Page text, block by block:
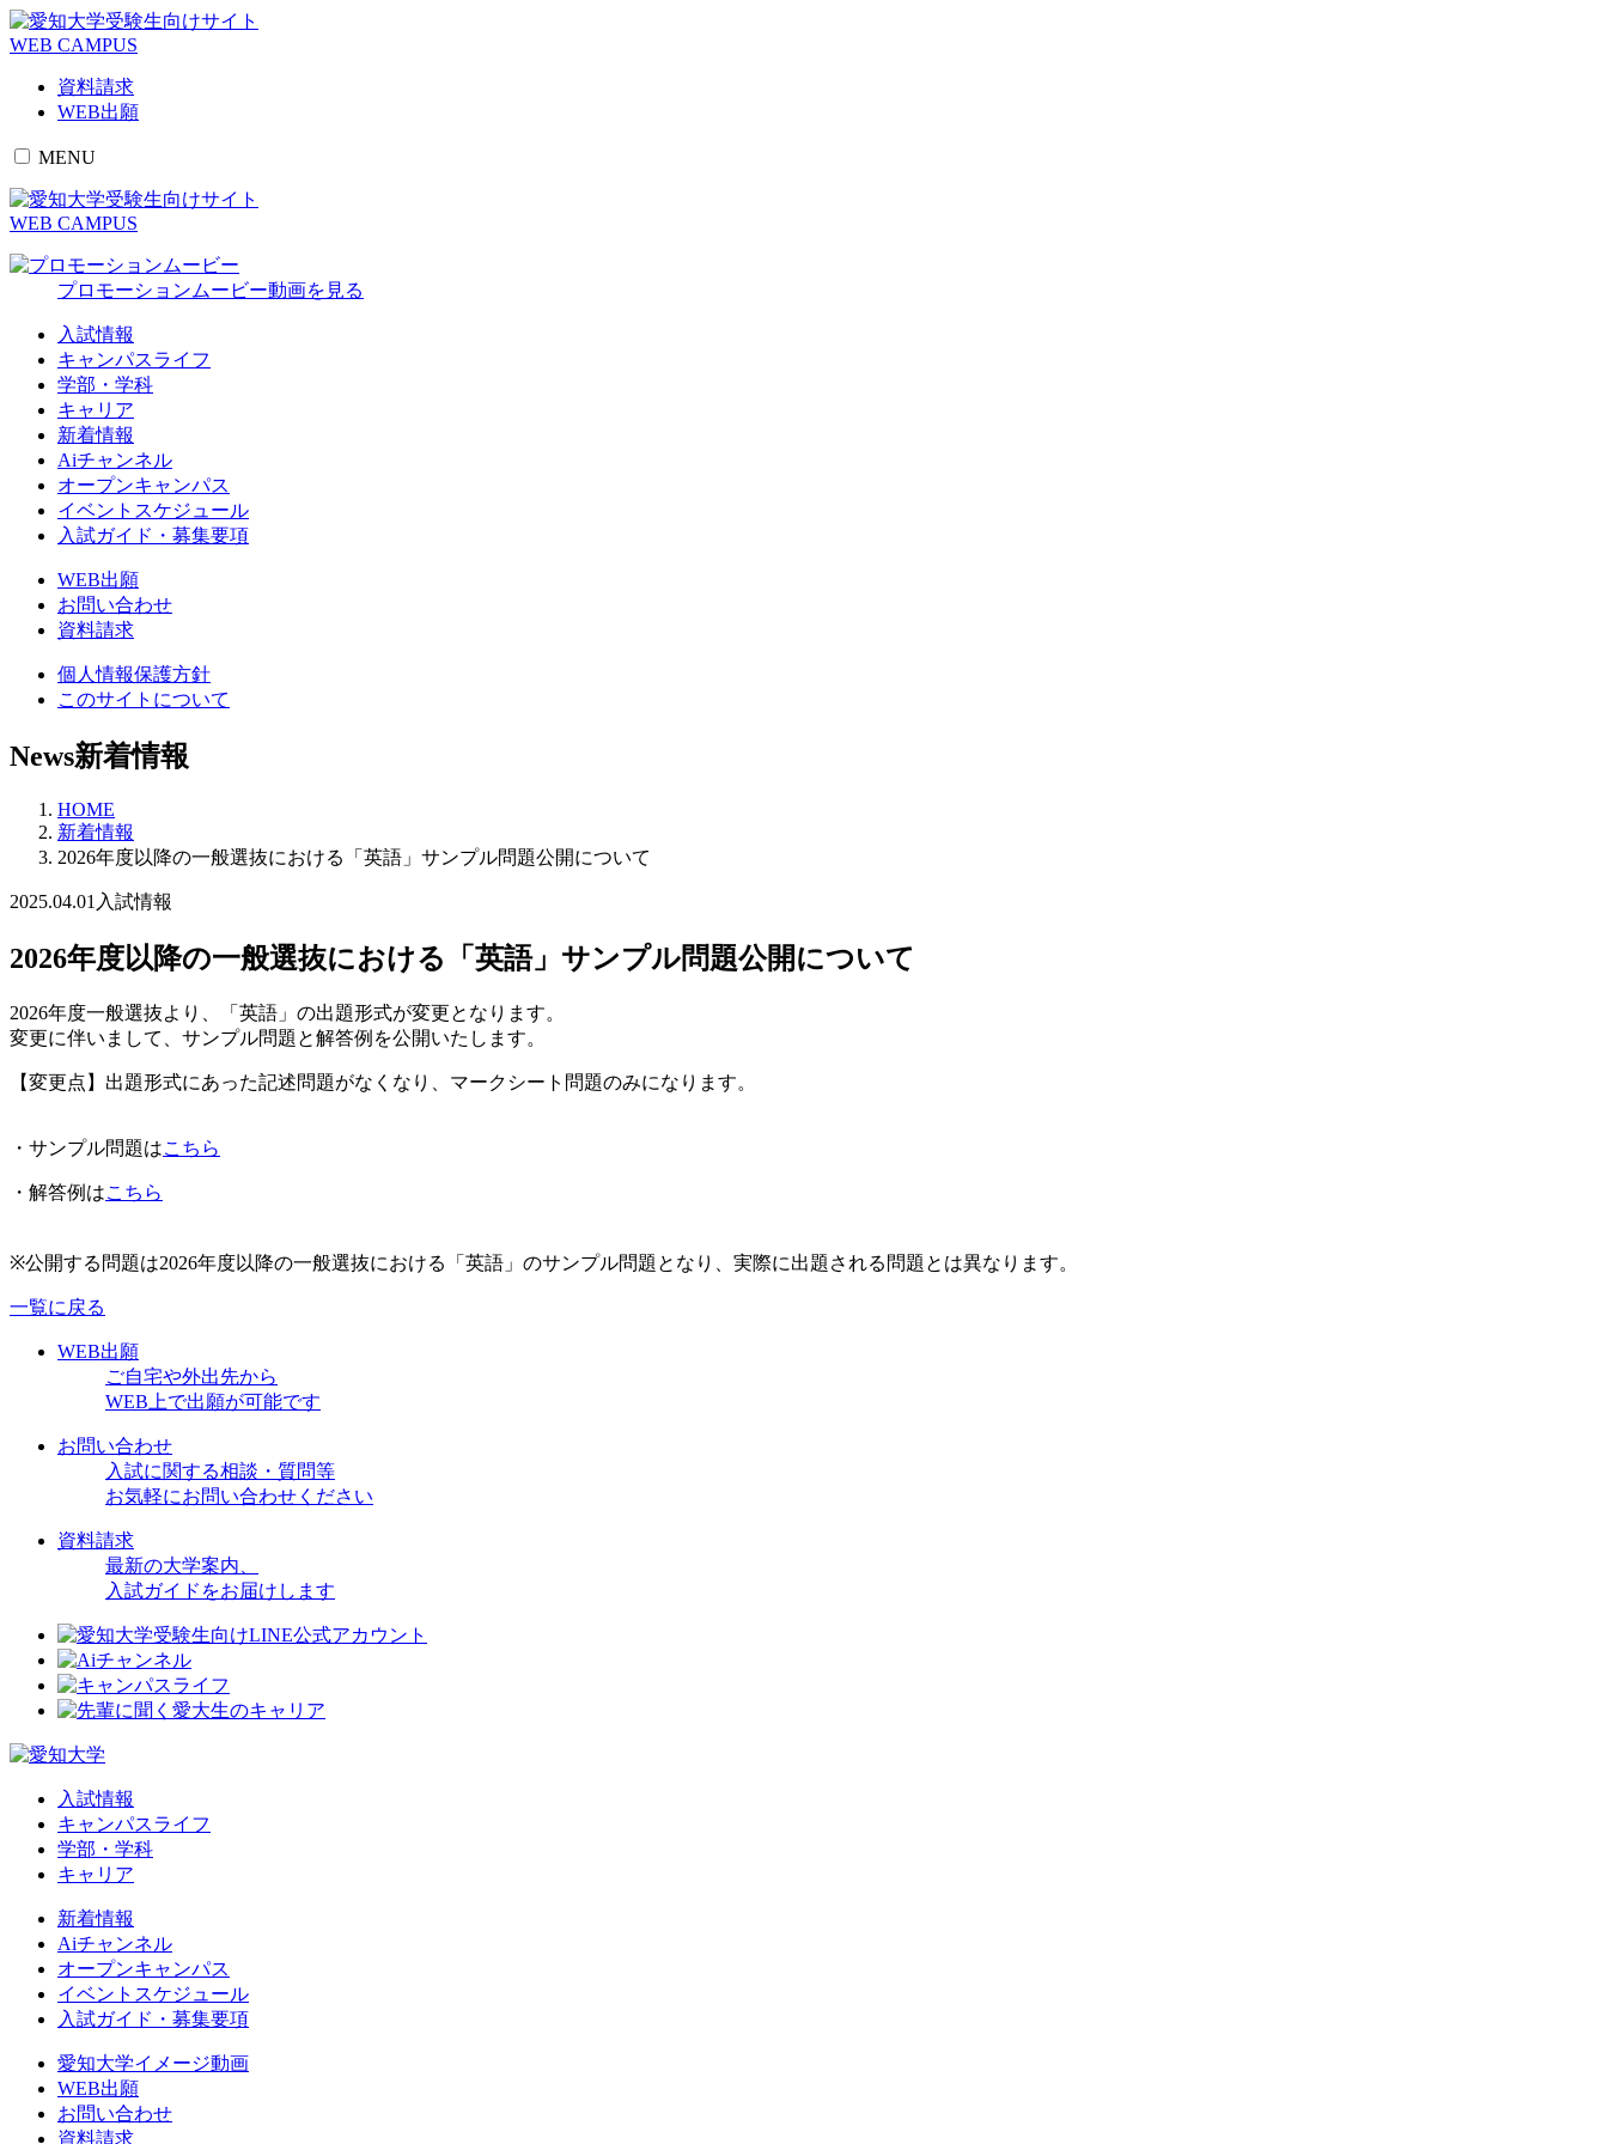
受験生向けサイト
WEB CAMPUS
資料請求
WEB出願
MENU
受験生向けサイト
WEB CAMPUS
プロモーションムービー動画を見る
入試情報
キャンパスライフ
学部・学科
キャリア
新着情報
Aiチャンネル
オープンキャンパス
イベントスケジュール
入試ガイド・募集要項
WEB出願
お問い合わせ
資料請求
個人情報保護方針
このサイトについて
News新着情報
HOME
新着情報
2026年度以降の一般選抜における「英語」サンプル問題公開について
2025.04.01 入試情報
2026年度以降の一般選抜における「英語」サンプル問題公開について
2026年度一般選抜より、「英語」の出題形式が変更となります。
変更に伴いまして、サンプル問題と解答例を公開いたします。
【変更点】出題形式にあった記述問題がなくなり、マークシート問題のみになります。
・サンプル問題はこちら
・解答例はこちら
※公開する問題は2026年度以降の一般選抜における「英語」のサンプル問題となり、実際に出題される問題とは異なります。
一覧に戻る
WEB出願
ご自宅や外出先から
WEB上で出願が可能です
お問い合わせ
入試に関する相談・質問等
お気軽にお問い合わせください
資料請求
最新の大学案内、
入試ガイドをお届けします
入試情報
キャンパスライフ
学部・学科
キャリア
新着情報
Aiチャンネル
オープンキャンパス
イベントスケジュール
入試ガイド・募集要項
愛知大学イメージ動画
WEB出願
お問い合わせ
資料請求